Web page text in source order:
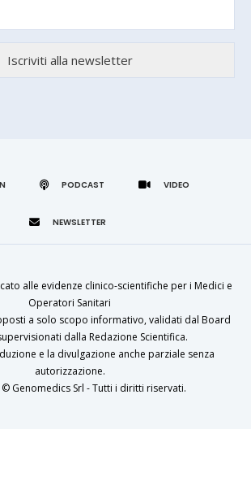
alle evidenze clinico-scientifiche per i Medici e
Operatori Sanitari
a solo scopo informativo, validati dal Board
dalla Redazione Scientifica.
e la divulgazione anche parziale senza
autorizzazione.
© Genomedics Srl - Tutti i diritti riservati.